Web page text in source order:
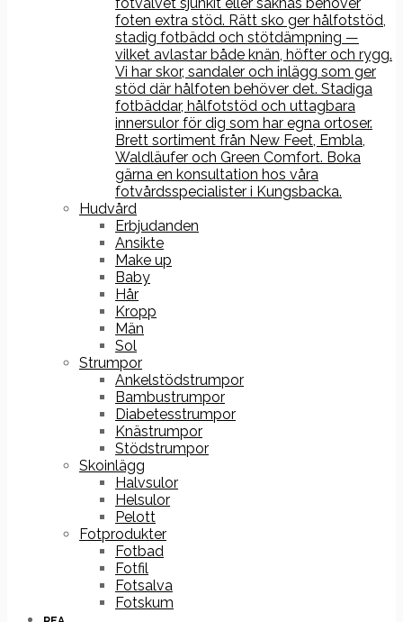
foten extra stöd. Rätt sko ger hålfotstöd,
stadig fotbädd och stötdämpning —
vilket avlastar både knän, höfter och rygg.
Vi har skor, sandaler och inlägg som ger
stöd där hålfoten behöver det. Stadiga
fotbäddar, hålfotstöd och uttagbara
innersulor för dig som har egna ortoser.
Brett sortiment från New Feet, Embla,
Waldläufer och Green Comfort. Boka
gärna en konsultation hos våra
fotvårdsspecialister i Kungsbacka.
Hudvård
Erbjudanden
Ansikte
Make up
Baby
Hår
Kropp
Män
Sol
Strumpor
Ankelstödstrumpor
Bambustrumpor
Diabetesstrumpor
Knästrumpor
Stödstrumpor
Skoinlägg
Halvsulor
Helsulor
Pelott
Fotprodukter
Fotbad
Fotfil
Fotsalva
Fotskum